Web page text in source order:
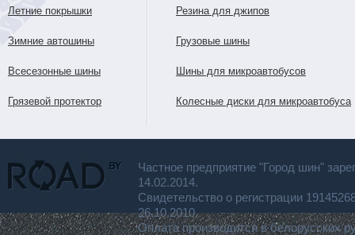
Летние покрышки
Зимние автошины
Всесезонные шины
Грязевой протектор
Резина для джипов
Грузовые шины
Шины для микроавтобусов
Колесные диски для микроавтобуса
Частное предприятие "Город шин"
14.02.2014.
Свидетельство о регистрации
26.10.2010.
Оплата производится в белорусских